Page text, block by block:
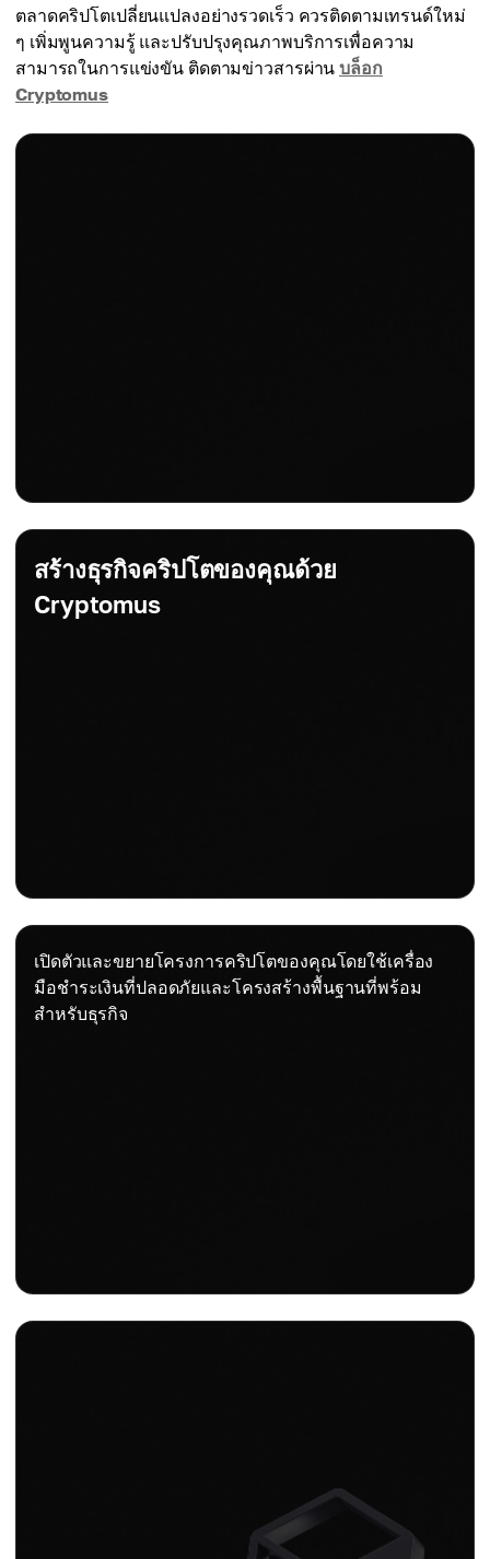
ตลาดคริปโตเปลี่ยนแปลงอย่างรวดเร็ว ควรติดตามเทรนด์ใหม่
ๆ เพิ่มพูนความรู้ และปรับปรุงคุณภาพบริการเพื่อความ
สามารถในการแข่งขัน ติดตามข่าวสารผ่านบล็อก
Cryptomus
สร้างธุรกิจคริปโตของคุณด้วย
Cryptomus
เปิดตัวและขยายโครงการคริปโตของคุณโดยใช้เครื่อง
มือชำระเงินที่ปลอดภัยและโครงสร้างพื้นฐานที่พร้อม
สำหรับธุรกิจ